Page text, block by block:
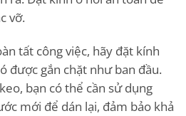
vỡ.
tất công việc, hãy đặt kính
được gắn chặt như ban đầu.
bạn có thể cần sử dụng
mới để dán lại, đảm bảo khả